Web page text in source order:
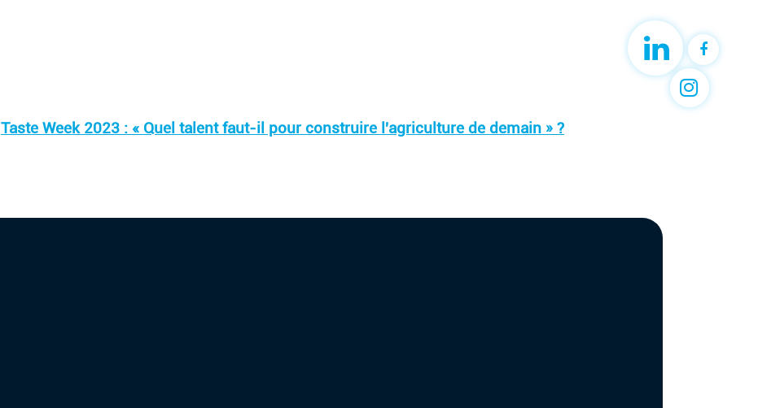
Taste Week 2023 : « Quel talent faut-il pour construire l'agriculture de demain » ?